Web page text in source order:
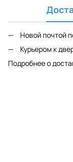
Новой почтой
Курьером к
Подробнее о